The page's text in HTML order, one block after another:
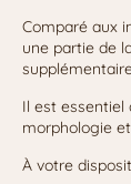
Comparé aux
une partie de
Il est essentiel
morphologie
À votre